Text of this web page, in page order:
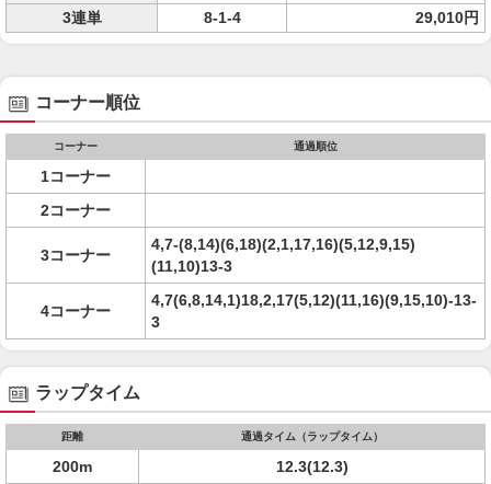
3連単
8-1-4 29,010円
コーナー順位
コーナー 通過順位
1コーナー
2コーナー
3コーナー
4,7-(8,14)(6,18)(2,1,17,16)(5,12,9,15)
(11,10)13-3
4コーナー
4,7(6,8,14,1)18,2,17(5,12)(11,16)(9,15,10)-13-
3
ラップタイム
距離 通過タイム（ラップタイム）
200m
12.3(12.3)